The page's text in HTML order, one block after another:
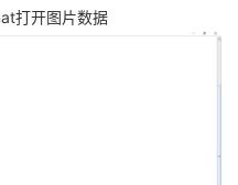
打开图片数据